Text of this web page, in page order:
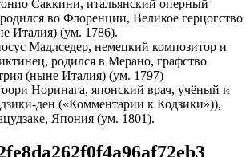
Саккини, итальянский оперный
во Флоренции, Великое герцогство
Италия) (ум. 1786).
Мадлседер, немецкий композитор и
родился в Мерано, графство
(ныне Италия) (ум. 1797)
Норинага, японский врач, учёный и
ден («Комментарии к Кодзики»)),
Япония (ум. 1801).